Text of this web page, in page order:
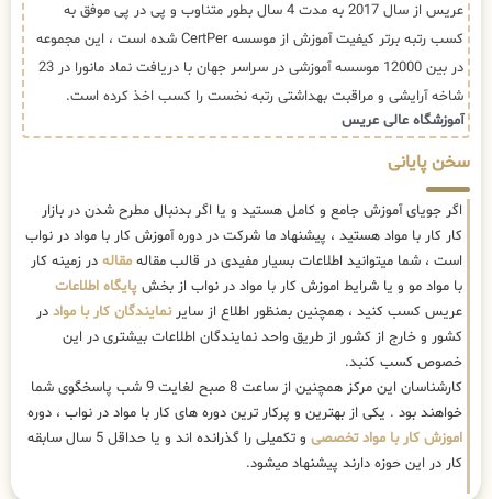
عریس از سال 2017 به مدت 4 سال بطور متناوب و پی در پی موفق به
کسب رتبه برتر کیفیت آموزش از موسسه CertPer شده است ، این مجموعه
در بین 12000 موسسه آموزشی در سراسر جهان با دریافت نماد مانورا در 23
شاخه آرایشی و مراقبت بهداشتی رتبه نخست را کسب اخذ کرده است.
آموزشگاه عالی عریس
سخن پایانی
اگر جویای آموزش جامع و کامل هستید و یا اگر بدنبال مطرح شدن در بازار
کار کار با مواد هستید ، پیشنهاد ما شرکت در دوره آموزش کار با مواد در نواب
است ، شما میتوانید اطلاعات بسیار مفیدی در قالب مقاله مقاله در زمینه کار
با مواد مو و یا شرایط اموزش کار با مواد در نواب از بخش پایگاه اطلاعات
عریس کسب کنید ، همچنین بمنظور اطلاع از سایرنمایندگان کار با مواد در
کشور و خارج از کشور از طریق واحد نمایندگان اطلاعات بیشتری در این
خصوص کسب کنبد.
کارشناسان این مرکز همچنین از ساعت 8 صبح لغایت 9 شب پاسخگوی شما
خواهند بود . یکی از بهترین و پرکار ترین دوره های کار با مواد در نواب ، دوره
اموزش کار با مواد تخصصی
و تکمیلی را گذرانده اند و یا حداقل 5 سال سابقه
کار در این حوزه دارند پیشنهاد میشود.